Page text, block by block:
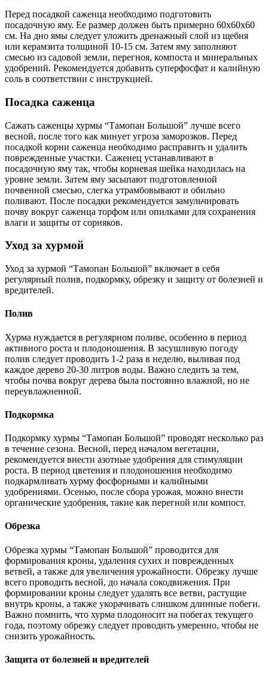
Перед посадкой саженца необходимо подготовить
посадочную яму. Ее размер должен быть примерно 60x60x60
см. На дно ямы следует уложить дренажный слой из щебня
или керамзита толщиной 10-15 см. Затем яму заполняют
смесью из садовой земли, перегноя, компоста и минеральных
удобрений. Рекомендуется добавить суперфосфат и калийную
соль в соответствии с инструкцией.
Посадка саженца
Сажать саженцы хурмы “Тамопан Большой” лучше всего
весной, после того как минует угроза заморозков. Перед
посадкой корни саженца необходимо расправить и удалить
поврежденные участки. Саженец устанавливают в
посадочную яму так, чтобы корневая шейка находилась на
уровне земли. Затем яму засыпают подготовленной
почвенной смесью, слегка утрамбовывают и обильно
поливают. После посадки рекомендуется замульчировать
почву вокруг саженца торфом или опилками для сохранения
влаги и защиты от сорняков.
Уход за хурмой
Уход за хурмой “Тамопан Большой” включает в себя
регулярный полив, подкормку, обрезку и защиту от болезней и
вредителей.
Полив
Хурма нуждается в регулярном поливе, особенно в период
активного роста и плодоношения. В засушливую погоду
полив следует проводить 1-2 раза в неделю, выливая под
каждое дерево 20-30 литров воды. Важно следить за тем,
чтобы почва вокруг дерева была постоянно влажной, но не
переувлажненной.
Подкормка
Подкормку хурмы “Тамопан Большой” проводят несколько раз
в течение сезона. Весной, перед началом вегетации,
рекомендуется внести азотные удобрения для стимуляции
роста. В период цветения и плодоношения необходимо
подкармливать хурму фосфорными и калийными
удобрениями. Осенью, после сбора урожая, можно внести
органические удобрения, такие как перегной или компост.
Обрезка
Обрезка хурмы “Тамопан Большой” проводится для
формирования кроны, удаления сухих и поврежденных
ветвей, а также для увеличения урожайности. Обрезку лучше
всего проводить весной, до начала сокодвижения. При
формировании кроны следует удалять все ветви, растущие
внутрь кроны, а также укорачивать слишком длинные побеги.
Важно помнить, что хурма плодоносит на побегах текущего
года, поэтому обрезку следует проводить умеренно, чтобы не
снизить урожайность.
Защита от болезней и вредителей